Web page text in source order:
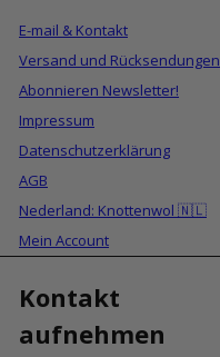
E-mail & Kontakt
Versand und Rücksendungen
Abonnieren Newsletter!
Impressum
Datenschutzerklärung
AGB
Nederland: Knottenwol 🇳🇱
Mein Account
Kontakt
aufnehmen